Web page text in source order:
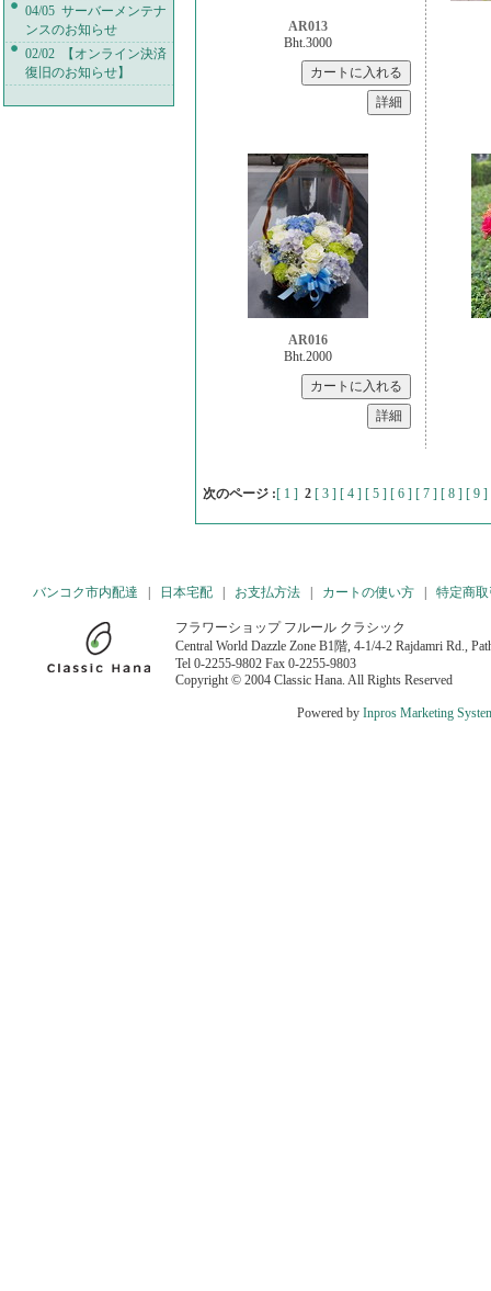
04/05 サーバーメンテナ
ンスのお知らせ
02/02 【オンライン決済
復旧のお知らせ】
AR013
Bht.3000
AR016
Bht.2000
次のページ :[ 1 ] 2 [ 3 ] [ 4 ] [ 5 ] [ 6 ] [ 7 ] [ 8 ] [ 9 ]
バンコク市内配達 日本宅配 お支払方法 カートの使い方 特定商
フラワーショップ フルール クラシック
Central World Dazzle Zone B1階, 4-1/4-2 Rajdamri Rd.,
Tel 0-2255-9802 Fax 0-2255-9803
Copyright © 2004 Classic Hana. All Rights Reserved
Powered by Inpros Marketing